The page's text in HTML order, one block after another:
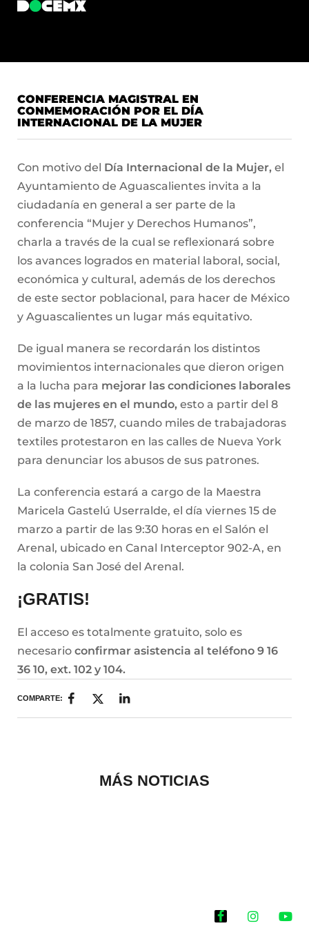
CONFERENCIA MAGISTRAL EN
CONMEMORACIÓN POR EL DÍA
INTERNACIONAL DE LA MUJER
Con motivo del Día Internacional de la Mujer, el
Ayuntamiento de Aguascalientes invita a la
ciudadanía en general a ser parte de la
conferencia “Mujer y Derechos Humanos”,
charla a través de la cual se reflexionará sobre
los avances logrados en material laboral, social,
económica y cultural, además de los derechos
de este sector poblacional, para hacer de México
y Aguascalientes un lugar más equitativo.
De igual manera se recordarán los distintos
movimientos internacionales que dieron origen
a la lucha para mejorar las condiciones laborales
de las mujeres en el mundo, esto a partir del 8
de marzo de 1857, cuando miles de trabajadoras
textiles protestaron en las calles de Nueva York
para denunciar los abusos de sus patrones.
La conferencia estará a cargo de la Maestra
Maricela Gastelú Userralde, el día viernes 15 de
marzo a partir de las 9:30 horas en el Salón el
Arenal, ubicado en Canal Interceptor 902-A, en
la colonia San José del Arenal.
¡GRATIS!
El acceso es totalmente gratuito, solo es
necesario confirmar asistencia al teléfono 9 16
36 10, ext. 102 y 104.
COMPARTE:
MÁS NOTICIAS